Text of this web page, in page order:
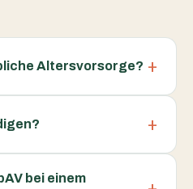
Altersvorsorge?
bei einem